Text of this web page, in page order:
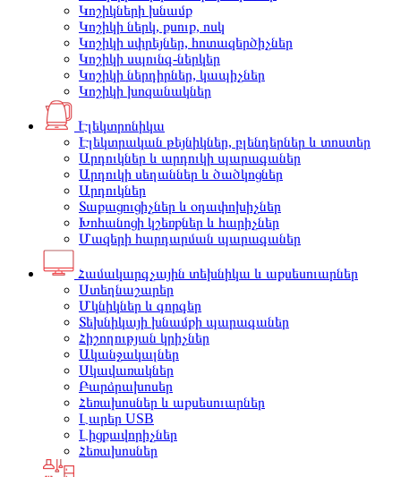
Կոշիկների խնամք
Կոշիկի ներկ, քսուք, ոսկ
Կոշիկի սփրեյներ, հոտազերծիչներ
Կոշիկի սպունգ-ներկեր
Կոշիկի ներդիրներ, կապիչներ
Կոշիկի խոզանակներ
Էլեկտրոնիկա
Էլեկտրական թեյնիկներ, բլենդերներ և տոստեր
Արդուկներ և արդուկի պարագաներ
Արդուկի սեղաններ և ծածկոցներ
Արդուկներ
Տաքացուցիչներ և օդափոխիչներ
Խոհանոցի կշեռքներ և հարիչներ
Մազերի հարդարման պարագաներ
Համակարգչային տեխնիկա և աքսեսուարներ
Ստեղնաշարեր
Մկնիկներ և գորգեր
Տեխնիկայի խնամքի պարագաներ
Հիշողության կրիչներ
Ականջակալներ
Սկավառակներ
Բարձրախոսեր
Հեռախոսներ և աքսեսուարներ
Լարեր USB
Լիցքավորիչներ
Հեռախոսներ